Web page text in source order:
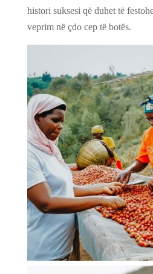
histori suksesi që duhet të
veprim në çdo cep të botës.